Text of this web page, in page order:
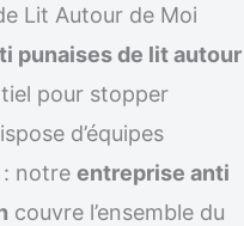
Lit Autour de Moi
punaises de lit autour
pour stopper
d’équipes
: notre entreprise anti
couvre l’ensemble du